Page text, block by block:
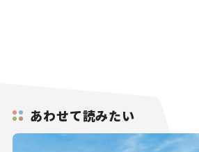
あわせて読みたい